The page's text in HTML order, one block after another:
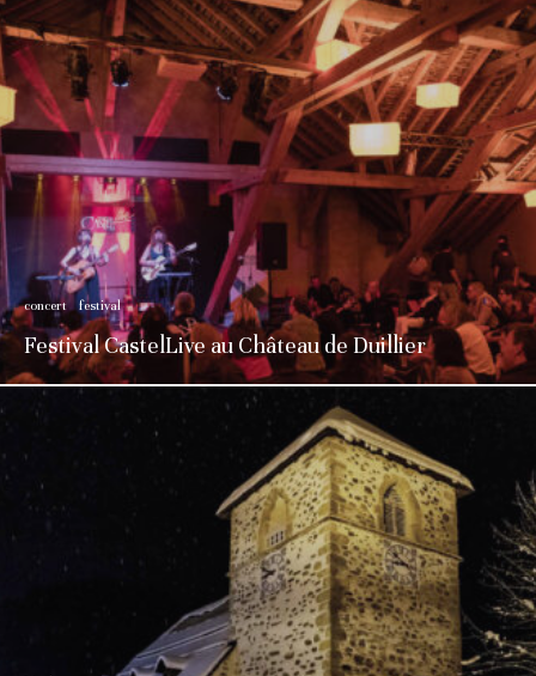
concert festival
Festival CastelLive au Château de Duillier